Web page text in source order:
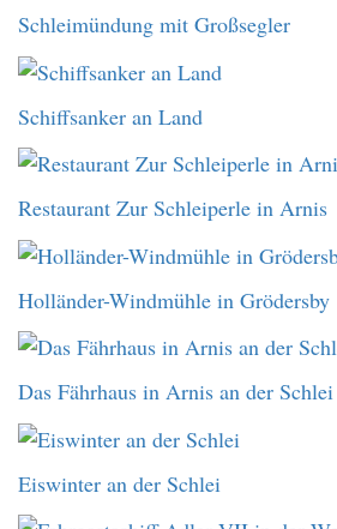
Schleimündung mit Großsegler
Schiffsanker an Land
Restaurant Zur Schleiperle in Arnis
Holländer-Windmühle in Grödersby
Das Fährhaus in Arnis an der Schlei
Eiswinter an der Schlei